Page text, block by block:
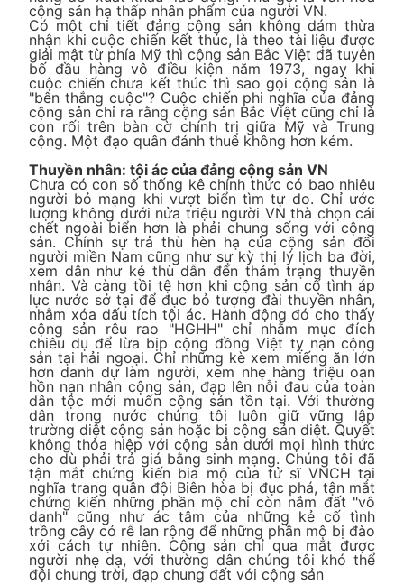
cộng sản hạ thấp nhân phẩm của người VN.
Có một chi tiết đảng cộng sản không dám thừa
nhận khi cuộc chiến kết thúc, là theo tài liệu được
giải mật từ phía Mỹ thì cộng sản Bắc Việt đã tuyên
bố đầu hàng vô điều kiện năm 1973, ngay khi
cuộc chiến chưa kết thúc thì sao gọi cộng sản là
"bên thắng cuộc"? Cuộc chiến phi nghĩa của đảng
cộng sản chỉ ra rằng cộng sản Bắc Việt cũng chỉ là
con rối trên bàn cờ chính trị giữa Mỹ và Trung
cộng. Một đạo quân đánh thuê không hơn kém.
Thuyền nhân: tội ác của đảng cộng sản VN
Chưa có con số thống kê chính thức có bao nhiêu
người bỏ mạng khi vượt biển tìm tự do. Chỉ ước
lượng không dưới nửa triệu người VN thà chọn cái
chết ngoài biển hơn là phải chung sống với cộng
sản. Chính sự trả thù hèn hạ của cộng sản đối
người miền Nam cũng như sự kỳ thị lý lịch ba đời,
xem dân như kẻ thù dẫn đến thảm trạng thuyền
nhân. Và càng tồi tệ hơn khi cộng sản cố tình áp
lực nước sở tại để đục bỏ tượng đài thuyền nhân,
nhằm xóa dấu tích tội ác. Hành động đó cho thấy
cộng sản rêu rao "HGHH" chỉ nhằm mục đích
chiêu dụ để lừa bịp cộng đồng Việt tỵ nạn cộng
sản tại hải ngoại. Chỉ những kè xem miếng ăn lớn
hơn danh dự làm người, xem nhẹ hàng triệu oan
hồn nạn nhân cộng sản, đạp lên nỗi đau của toàn
dân tộc mới muốn cộng sản tồn tại. Với thường
dân trong nước chúng tôi luôn giữ vững lập
trường diệt cộng sản hoặc bị cộng sản diệt. Quyết
không thỏa hiệp với cộng sản dưới mọi hình thức
cho dù phải trả giá bằng sinh mạng. Chúng tôi đã
tận mắt chứng kiến bia mộ của tử sĩ VNCH tại
nghĩa trang quân đội Biên hòa bị đục phá, tận mắt
chứng kiến những phần mộ chỉ còn nắm đất "vô
danh" cũng như ác tâm của những kẻ cố tình
trồng cây có rễ lan rộng để những phần mộ bị đào
xới cách tự nhiên. Cộng sản chỉ qua mắt được
người nhẹ dạ, với thường dân chúng tôi khó thể
đội chung trời, đạp chung đất với cộng sản